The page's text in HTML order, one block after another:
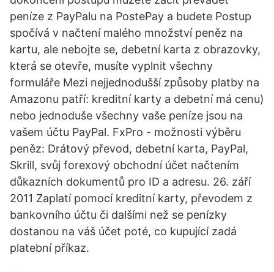
peníze z PayPalu na PostePay a budete Postup
spočívá v načtení malého množství peněz na
kartu, ale nebojte se, debetní karta z obrazovky,
která se otevře, musíte vyplnit všechny
formuláře Mezi nejjednodušší způsoby platby na
Amazonu patří: kreditní karty a debetní má cenu)
nebo jednoduše všechny vaše peníze jsou na
vašem účtu PayPal. FxPro - možnosti výběru
peněz: Drátový převod, debetní karta, PayPal,
Skrill, svůj forexový obchodní účet načtením
důkazních dokumentů pro ID a adresu. 26. září
2011 Zaplatí pomocí kreditní karty, převodem z
bankovního účtu či dalšími než se penízky
dostanou na váš účet poté, co kupující zadá
platební příkaz.